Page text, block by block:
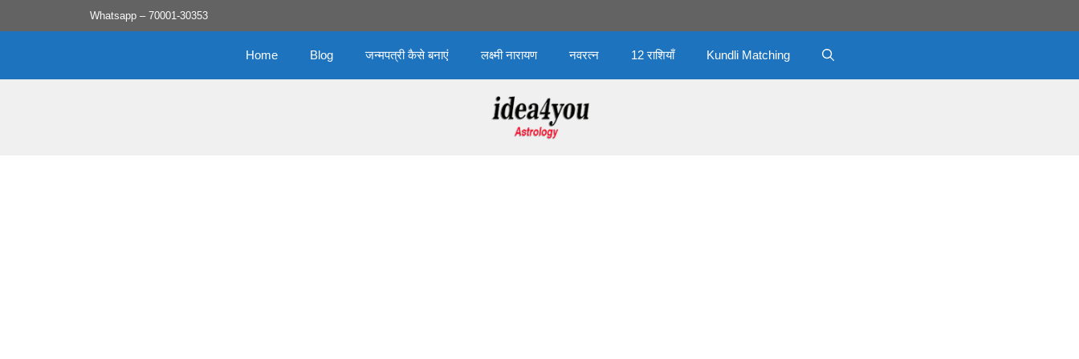
to
Whatsapp – 70001-30353
Home Blog जन्मपत्री कैसे बनाएं लक्ष्मी नारायण नवरत्न 12 राशियाँ Kundli Matching